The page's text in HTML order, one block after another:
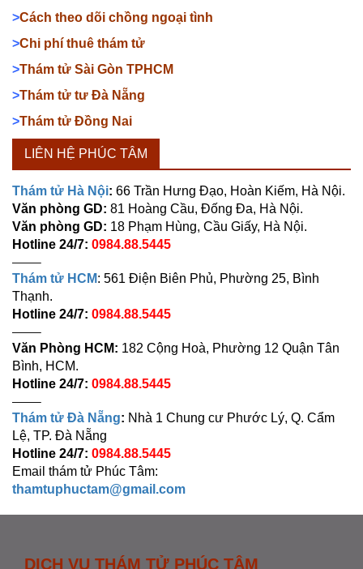
>Cách theo dõi chồng ngoại tình
>Chi phí thuê thám tử
>Thám tử Sài Gòn TPHCM
>Thám tử tư Đà Nẵng
>Thám tử Đồng Nai
LIÊN HỆ PHÚC TÂM
Thám tử Hà Nội: 66 Trần Hưng Đạo, Hoàn Kiếm, Hà Nội.
Văn phòng GD: 81 Hoàng Cầu, Đống Đa, Hà Nội.
Văn phòng GD: 18 Phạm Hùng, Cầu Giấy, Hà Nội.
Hotline 24/7: 0984.88.5445
——–
Thám tử HCM: 561 Điện Biên Phủ, Phường 25, Bình
Thạnh.
Hotline 24/7: 0984.88.5445
——–
Văn Phòng HCM: 182 Cộng Hoà, Phường 12 Quận Tân
Bình, HCM.
Hotline 24/7: 0984.88.5445
——–
Thám tử Đà Nẵng: Nhà 1 Chung cư Phước Lý, Q. Cẩm
Lệ, TP. Đà Nẵng
Hotline 24/7: 0984.88.5445
Email thám tử Phúc Tâm:
thamtuphuctam@gmail.com
DỊCH VỤ THÁM TỬ PHÚC TÂM